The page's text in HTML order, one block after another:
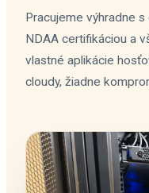
Pracujeme výhradne
NDAA certifikáciou a
vlastné aplikácie
cloudy, žiadne